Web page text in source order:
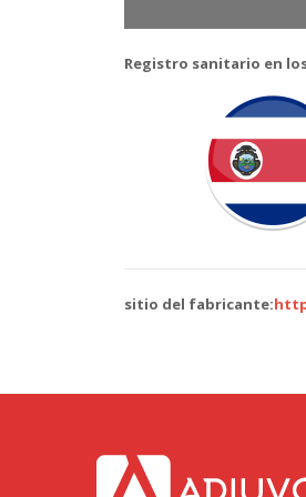
Registro sanitario en
sitio del fabricante: